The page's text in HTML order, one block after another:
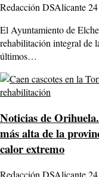
Redacción DSAlicante
El Ayuntamiento de
rehabilitación integral de
últimos…
Noticias de Orihuela.
más alta de la
calor extremo
Redacción DSAlicante